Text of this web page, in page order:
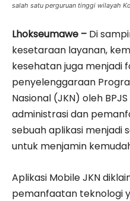
salah satu perguruan tinggi wilayah
Lhokseumawe – Di
kesetaraan layanan,
kesehatan juga menjadi
penyelenggaraan
Nasional (JKN) oleh
administrasi dan
sebuah aplikasi menjadi
untuk menjamin
Aplikasi Mobile JKN
pemanfaatan teknologi